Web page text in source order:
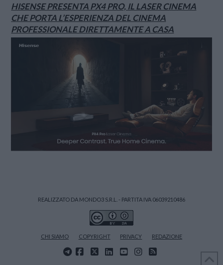
HISENSE PRESENTA PX4 PRO, IL LASER CINEMA
CHE PORTA L’ESPERIENZA DEL CINEMA
PROFESSIONALE DIRETTAMENTE A CASA
REALIZZATO DA MONDO3 S.R.L. - PARTITA IVA 06039210486
CHI SIAMO COPYRIGHT PRIVACY REDAZIONE